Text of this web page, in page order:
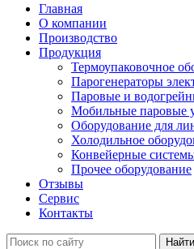
Главная
О компании
Производство
Продукция
Термоупаковочное
Парогенераторы
Паровые и
Мобильные паровые
Оборудование для
Холодильное
Конвейерные
Прочее оборудование
Отзывы
Сервис
Контакты